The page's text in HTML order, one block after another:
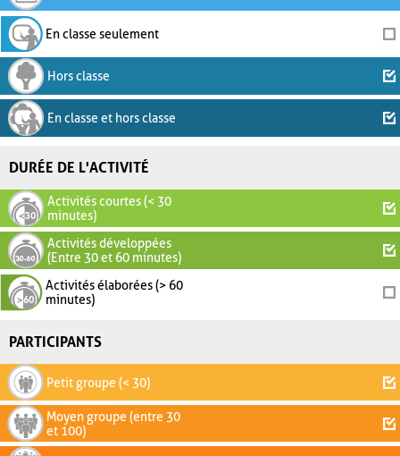
En classe seulement
Hors classe
En classe et hors classe
DURÉE DE L'ACTIVITÉ
Activités courtes (< 30
minutes)
Activités développées
(Entre 30 et 60 minutes)
Activités élaborées (> 60
minutes)
PARTICIPANTS
Petit groupe (< 30)
Moyen groupe (entre 30
et 100)